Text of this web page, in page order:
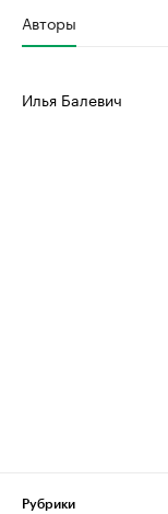
Авторы
Илья Балевич
Рубрики